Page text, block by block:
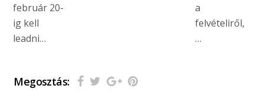
február 20-
ig kell
leadni…
a
felvételiről,
…
Megosztás: